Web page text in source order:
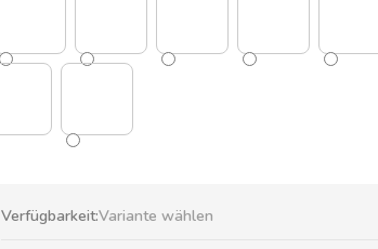
Verfügbarkeit:Variante wählen